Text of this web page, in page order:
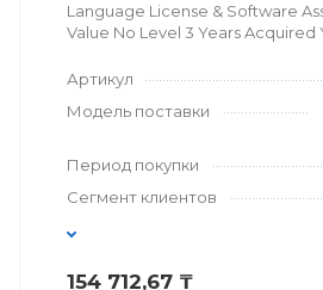
Language License & Software
Value No Level 3 Years Acquired
Артикул
Модель поставки
Период покупки
Сегмент клиентов
154 712,67 ₸